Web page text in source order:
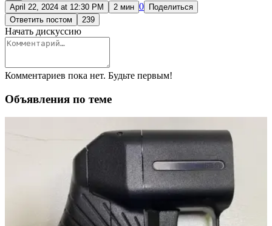
April 22, 2024 at 12:30 PM
2 мин 0
Поделиться
Ответить постом
239
Начать дискуссию
Комментариев пока нет. Будьте первым!
Объявления по теме